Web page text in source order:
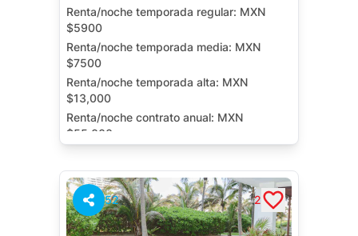
Renta/noche temporada regular: MXN
$5900
Renta/noche temporada media: MXN
$7500
Renta/noche temporada alta: MXN
$13,000
Renta/noche contrato anual: MXN
$55,000
52 2